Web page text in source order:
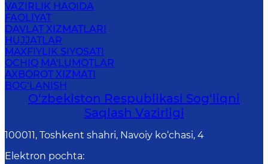
VAZIRLIK HAQIDA
FAOLIYAT
DAVLAT XIZMATLARI
HUJJATLAR
MAXFIYLIK SIYOSATI
OCHIQ MA'LUMOTLAR
AXBOROT XIZMATI
BOG‘LANISH
O‘zbеkistоn Rеspublikаsi Sоg‘liqni
Saqlash Vаzirligi
100011, Toshkent shahri, Navoiy ko‘chаsi, 4
Elektron pochta: